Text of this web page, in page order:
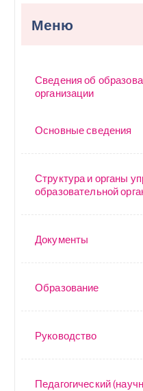
Меню
Сведения об
организации
Основные сведения
Структура и органы
образовательной
Документы
Образование
Руководство
Педагогический